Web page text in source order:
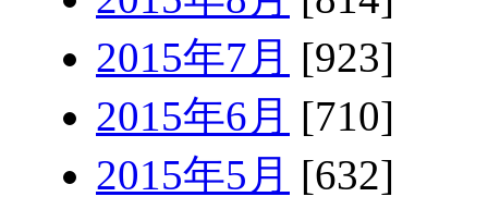
2015年7月 [923]
2015年6月 [710]
2015年5月 [632]